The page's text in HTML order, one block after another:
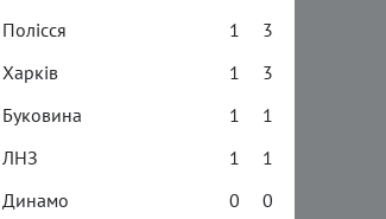
Полісся 1
3
Харків 1
3
Буковина 1
1
ЛНЗ 1
1
Динамо 0
0